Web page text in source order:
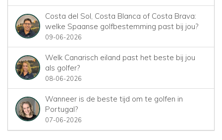
Costa del Sol, Costa Blanca of Costa Brava:
welke Spaanse golfbestemming past bij jou?
09-06-2026
Welk Canarisch eiland past het beste bij jou
als golfer?
08-06-2026
Wanneer is de beste tijd om te golfen in
Portugal?
07-06-2026